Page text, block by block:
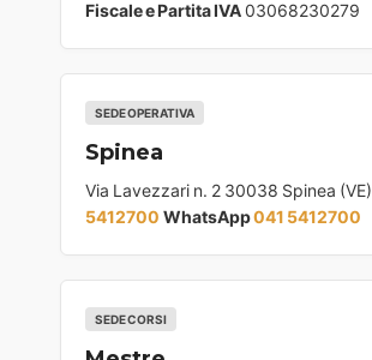
Fiscale e Partita IVA03068230279
SEDE OPERATIVA
Spinea
Via Lavezzari n. 2 30038 Spinea (VE)
5412700 WhatsApp041 5412700
SEDE CORSI